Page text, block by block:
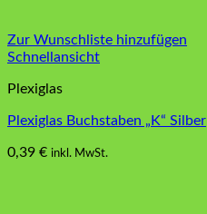
Zur Wunschliste hinzufügen
Schnellansicht
Plexiglas
Plexiglas Buchstaben „K“ Silber
0,39 € inkl. MwSt.